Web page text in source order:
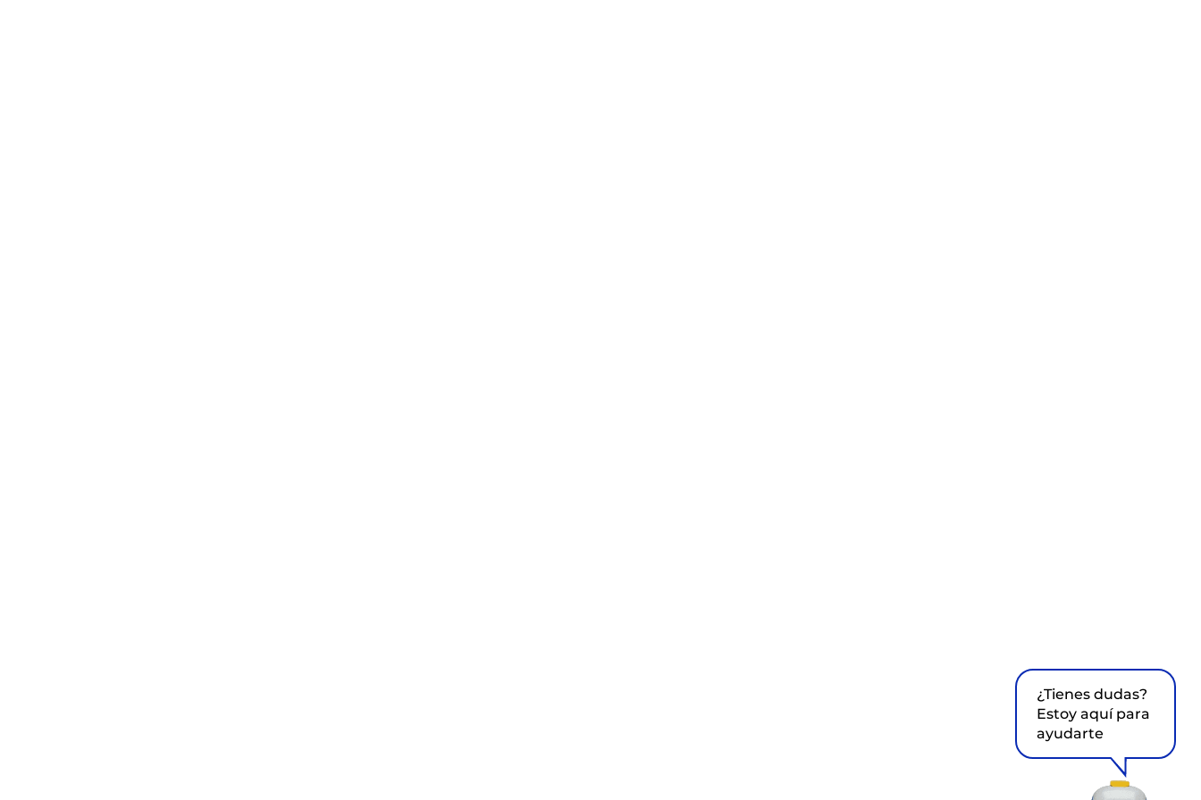
¿Tienes dudas?
Estoy aquí para
ayudarte